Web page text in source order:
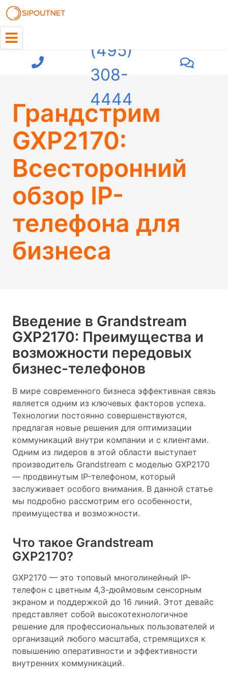
(495)
308-
4444
Грандстрим
GXP2170:
Всесторонний
обзор IP-
телефона для
бизнеса
Введение в Grandstream
GXP2170: Преимущества и
возможности передовых
бизнес-телефонов
В мире современного бизнеса эффективная связь
является одним из ключевых факторов успеха.
Технологии постоянно совершенствуются,
предлагая новые решения для оптимизации
коммуникаций внутри компании и с клиентами.
Одним из лидеров в этой области выступает
производитель Grandstream с моделью GXP2170
— продвинутым IP-телефоном, который
заслуживает особого внимания. В данной статье
мы подробно рассмотрим его особенности,
преимущества и возможности.
Что такое Grandstream
GXP2170?
GXP2170 — это топовый многолинейный IP-
телефон с цветным 4,3-дюймовым сенсорным
экраном и поддержкой до 16 линий. Этот девайс
представляет собой высокотехнологичное
решение для профессиональных пользователей и
организаций любого масштаба, стремящихся к
повышению оперативности и эффективности
внутренних коммуникаций.